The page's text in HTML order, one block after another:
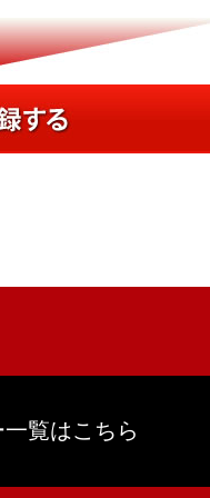
覧はこちら